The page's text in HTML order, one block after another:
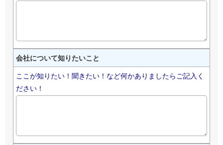
会社について知りたいこと
ここが知りたい！聞きたい！など何かありましたらご記入く
ださい！